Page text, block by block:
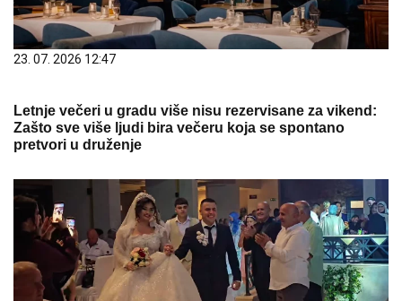
23. 07. 2026 12:47
Letnje večeri u gradu više nisu rezervisane za vikend:
Zašto sve više ljudi bira večeru koja se spontano
pretvori u druženje